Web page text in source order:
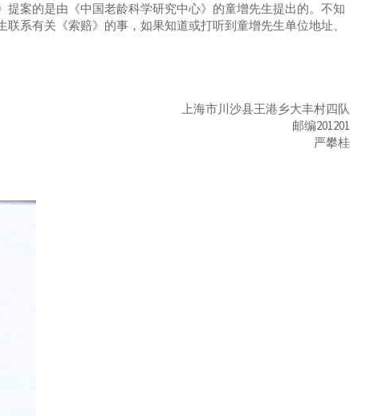
案的是由《中国老龄科学研究中心》的童增先生提出的。不知
系有关《索赔》的事，如果知道或打听到童增先生单位地址、
上海市川沙县王港乡大丰村四队
邮编201201
严攀桂